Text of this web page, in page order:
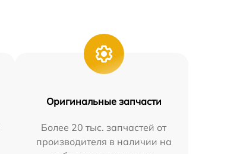
Оригинальные запчасти
Более 20 тыс. запчастей от
производителя в наличии на